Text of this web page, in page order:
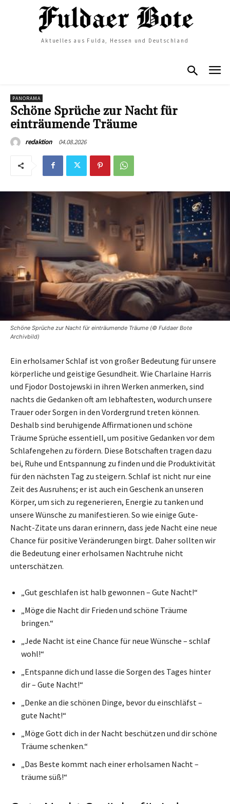
Aktuelles aus Fulda, Hessen und Deutschland
PANORAMA
Schöne Sprüche zur Nacht für
einträumende Träume
redaktion 04.08.2026
Schöne Sprüche zur Nacht für einträumende Träume (© Fuldaer Bote
Archivbild)
Ein erholsamer Schlaf ist von großer Bedeutung für unsere
körperliche und geistige Gesundheit. Wie Charlaine Harris
und Fjodor Dostojewski in ihren Werken anmerken, sind
nachts die Gedanken oft am lebhaftesten, wodurch unsere
Trauer oder Sorgen in den Vordergrund treten können.
Deshalb sind beruhigende Affirmationen und schöne
Träume Sprüche essentiell, um positive Gedanken vor dem
Schlafengehen zu fördern. Diese Botschaften tragen dazu
bei, Ruhe und Entspannung zu finden und die Produktivität
für den nächsten Tag zu steigern. Schlaf ist nicht nur eine
Zeit des Ausruhens; er ist auch ein Geschenk an unseren
Körper, um sich zu regenerieren, Energie zu tanken und
unsere Wünsche zu manifestieren. So wie einige Gute-
Nacht-Zitate uns daran erinnern, dass jede Nacht eine neue
Chance für positive Veränderungen birgt. Daher sollten wir
die Bedeutung einer erholsamen Nachtruhe nicht
unterschätzen.
„Gut geschlafen ist halb gewonnen – Gute Nacht!“
„Möge die Nacht dir Frieden und schöne Träume
bringen.“
„Jede Nacht ist eine Chance für neue Wünsche – schlaf
wohl!“
„Entspanne dich und lasse die Sorgen des Tages hinter
dir – Gute Nacht!“
„Denke an die schönen Dinge, bevor du einschläfst –
gute Nacht!“
„Möge Gott dich in der Nacht beschützen und dir schöne
Träume schenken.“
„Das Beste kommt nach einer erholsamen Nacht –
träume süß!“